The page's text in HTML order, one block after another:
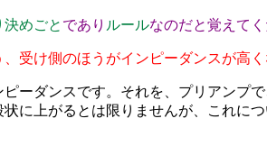
決めごと であり ルールなのだと覚えてく
受け側のほうがインピーダンスが高く
ーダンスです。それを、プリアンプ
に上がるとは限りませんが、これに